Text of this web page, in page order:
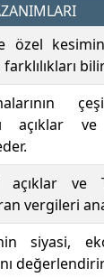
özel
açıklar
açıklar ve
vergileri
siyasi,